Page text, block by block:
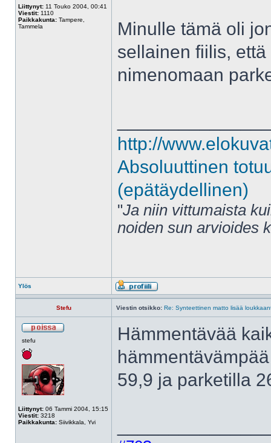
Liittynyt: 11 Touko 2004, 00:41
Viestit: 1110
Paikkakunta: Tampere,
Tammela
Minulle tämä oli
sellainen fiilis,
nimenomaan
http://
Absoluuttinen
(epätäydellinen)
"Ja niin vittumaista
noiden sun arvioides
Ylös
Stefu Viestin otsikko: Re: Synteettinen matto lisää
stefu
Liittynyt: 06 Tammi 2004, 15:15
Viestit: 3218
Paikkakunta: Siivikkala, Yvi
Hämmentävää
59,9 ja parketilla